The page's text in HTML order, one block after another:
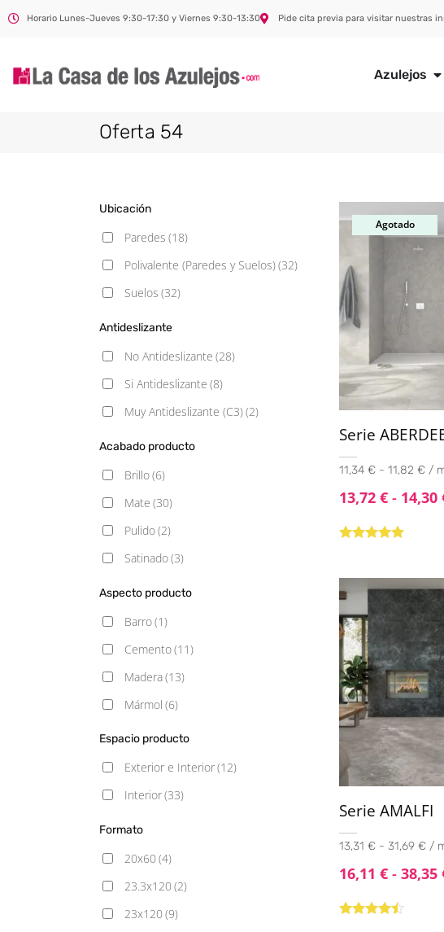
Horario Lunes-Jueves 9:30-17:30 y Viernes 9:30-13:30 Pide cita previa para visitar nuestras
Azulejos
Oferta 54
Ubicación
Paredes (18)
Polivalente (Paredes y Suelos)(32)
Suelos (32)
Antideslizante
No Antideslizante (28)
Si Antideslizante (8)
Muy Antideslizante (C3)(2)
Acabado producto
Brillo(6)
Mate (30)
Pulido(2)
Satinado(3)
Aspecto producto
Barro(1)
Cemento(11)
Madera(13)
Mármol (6)
Metálico
(1)
Piedra
Rústico
Espacio producto
Exterior e Interior(12)
Interior(33)
Formato
20x60 (4)
23.3x120 (2)
23x120 (9)
Agotado
Serie
11,34 € - 11,82 € /
13,72 € - 14,30
Serie AMALFI
13,31 € - 31,69 € /
16,11 € - 38,35